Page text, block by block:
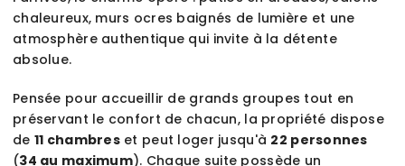
chaleureux, murs ocres baignés de lumière et une
atmosphère authentique qui invite à la détente
absolue.
Pensée pour accueillir de grands groupes tout en
préservant le confort de chacun, la propriété dispose
de 11 chambreset peut loger jusqu'à 22 personnes
(34 au maximum). Chaque suite possède un